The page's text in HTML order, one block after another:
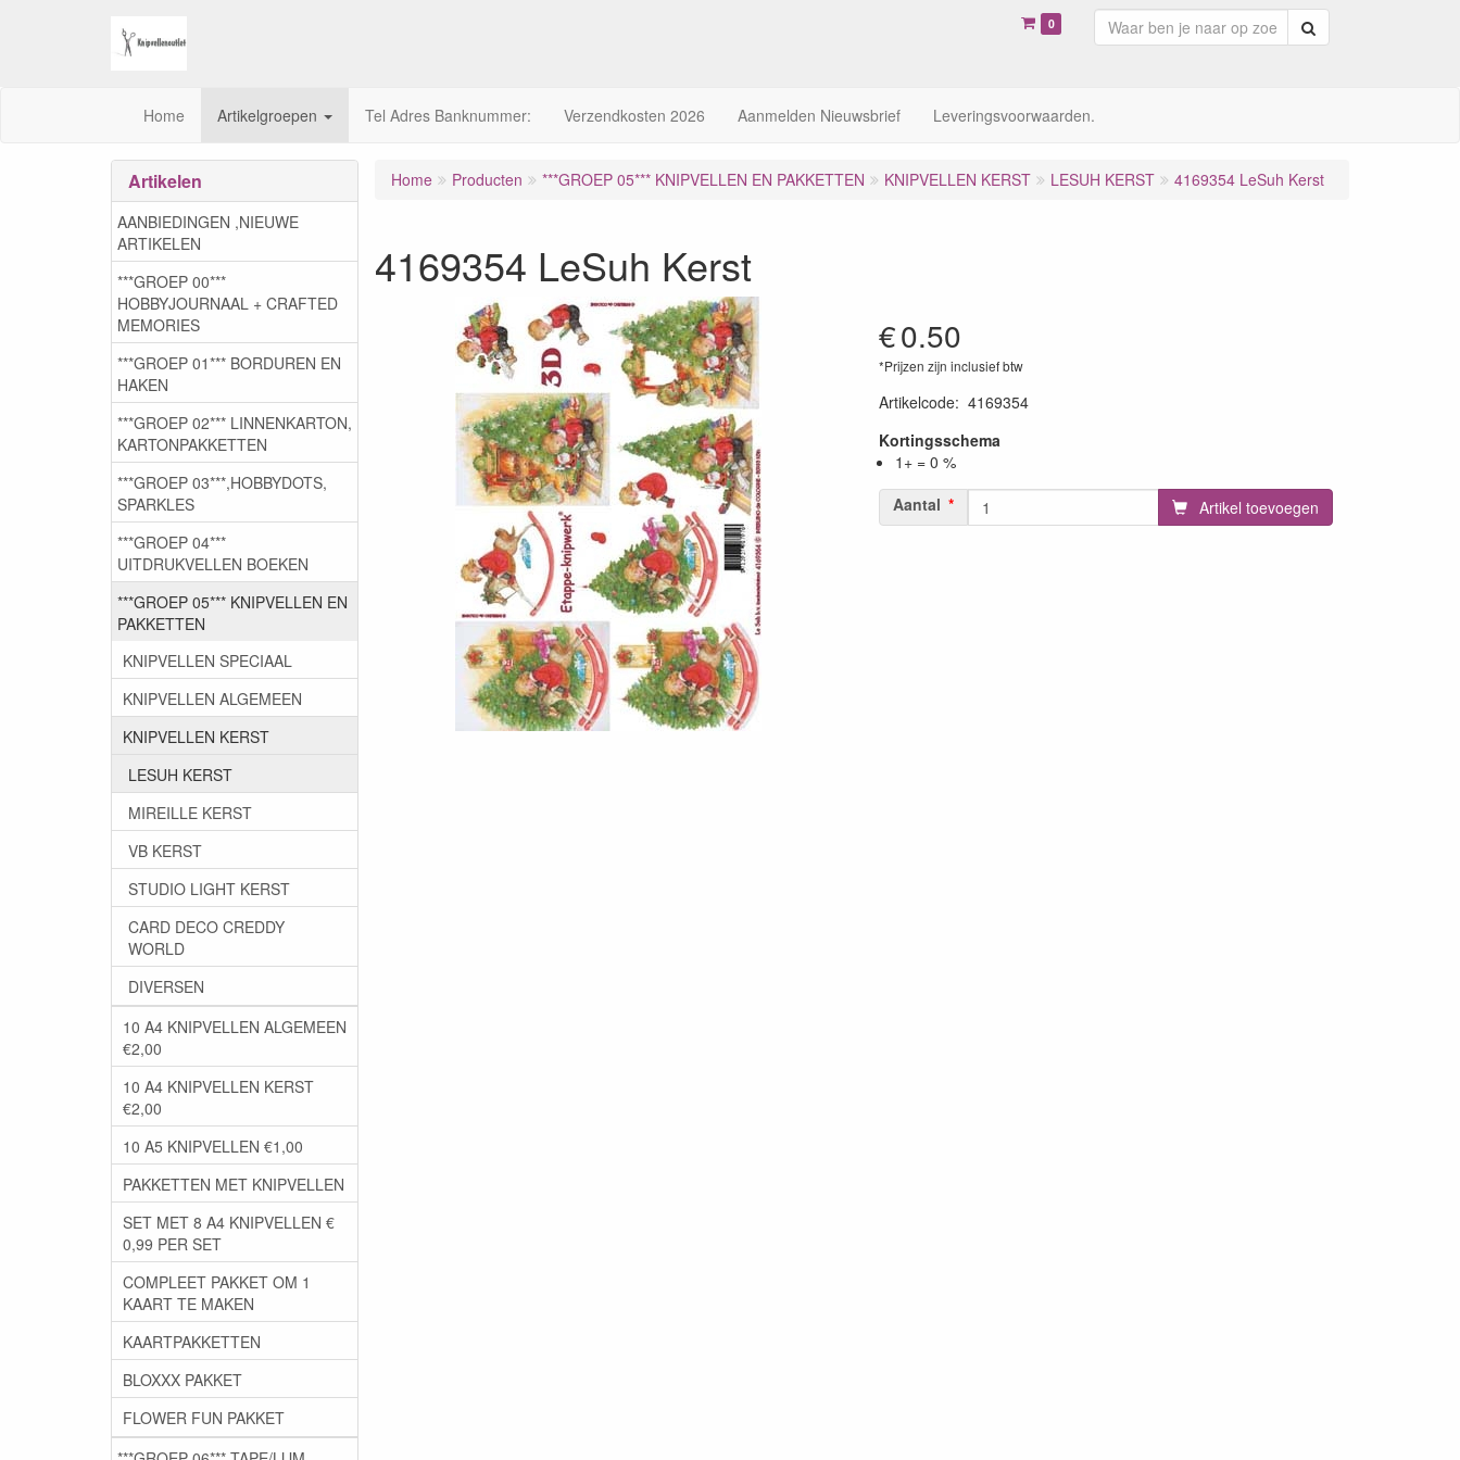
0
Home Artikelgroepen Tel Adres Banknummer: Verzendkosten 2026 Aanmelden Nieuwsbrief Leveringsvoorwaarden.
Home Producten ***GROEP 05*** KNIPVELLEN EN PAKKETTEN KNIPVELLEN KERST LESUH KERST 4169354 LeSuh Kerst
4169354 LeSuh Kerst
€0.50
*Prijzen zijn inclusief btw
Artikelcode: 4169354
Kortingsschema
1+ = 0 %
Aantal
Artikel toevoegen
Artikelen
AANBIEDINGEN ,NIEUWE
ARTIKELEN
***GROEP 00***
HOBBYJOURNAAL + CRAFTED
MEMORIES
***GROEP 01*** BORDUREN EN
HAKEN
***GROEP 02*** LINNENKARTON,
KARTONPAKKETTEN
***GROEP 03***,HOBBYDOTS,
SPARKLES
***GROEP 04***
UITDRUKVELLEN BOEKEN
***GROEP 05*** KNIPVELLEN EN
PAKKETTEN
KNIPVELLEN SPECIAAL
KNIPVELLEN ALGEMEEN
KNIPVELLEN KERST
LESUH KERST
MIREILLE KERST
VB KERST
STUDIO LIGHT KERST
CARD DECO CREDDY
WORLD
DIVERSEN
10 A4 KNIPVELLEN ALGEMEEN
€2,00
10 A4 KNIPVELLEN KERST
€2,00
10 A5 KNIPVELLEN €1,00
PAKKETTEN MET KNIPVELLEN
SET MET 8 A4 KNIPVELLEN €
0,99 PER SET
COMPLEET PAKKET OM 1
KAART TE MAKEN
KAARTPAKKETTEN
BLOXXX PAKKET
FLOWER FUN PAKKET